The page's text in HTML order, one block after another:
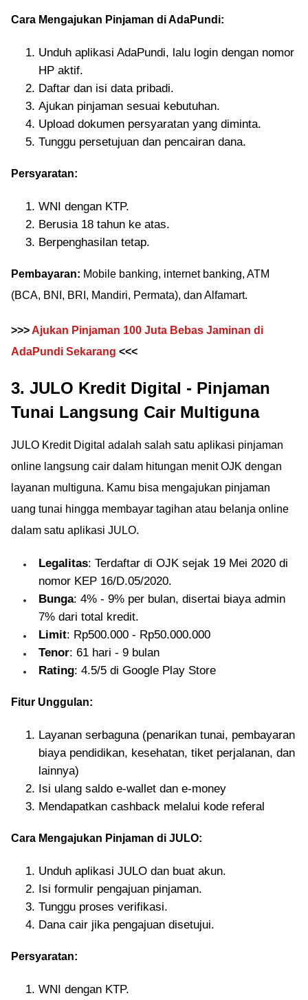
Cara Mengajukan Pinjaman di AdaPundi:
Unduh aplikasi AdaPundi, lalu login dengan nomor
HP aktif.
Daftar dan isi data pribadi.
Ajukan pinjaman sesuai kebutuhan.
Upload dokumen persyaratan yang diminta.
Tunggu persetujuan dan pencairan dana.
Persyaratan:
WNI dengan KTP.
Berusia 18 tahun ke atas.
Berpenghasilan tetap.
Pembayaran: Mobile banking, internet banking, ATM
(BCA, BNI, BRI, Mandiri, Permata), dan Alfamart.
>>> Ajukan Pinjaman 100 Juta Bebas Jaminan di
AdaPundi Sekarang <<<
3. JULO Kredit Digital - Pinjaman
Tunai Langsung Cair Multiguna
JULO Kredit Digital adalah salah satu aplikasi pinjaman
online langsung cair dalam hitungan menit OJK dengan
layanan multiguna. Kamu bisa mengajukan pinjaman
uang tunai hingga membayar tagihan atau belanja online
dalam satu aplikasi JULO.
Legalitas: Terdaftar di OJK sejak 19 Mei 2020 di
nomor KEP 16/D.05/2020.
Bunga: 4% - 9% per bulan, disertai biaya admin
7% dari total kredit.
Limit: Rp500.000 - Rp50.000.000
Tenor: 61 hari - 9 bulan
Rating: 4.5/5 di Google Play Store
Fitur Unggulan:
Layanan serbaguna (penarikan tunai, pembayaran
biaya pendidikan, kesehatan, tiket perjalanan, dan
lainnya)
Isi ulang saldo e-wallet dan e-money
Mendapatkan cashback melalui kode referal
Cara Mengajukan Pinjaman di JULO:
Unduh aplikasi JULO dan buat akun.
Isi formulir pengajuan pinjaman.
Tunggu proses verifikasi.
Dana cair jika pengajuan disetujui.
Persyaratan:
WNI dengan KTP.